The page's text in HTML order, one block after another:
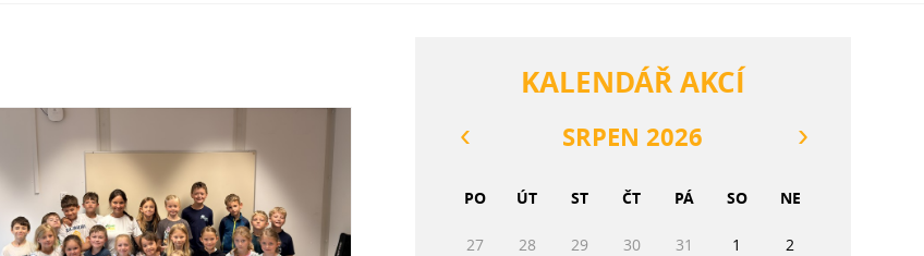
KALENDÁŘ AKCÍ
SRPEN 2026
PO ÚT ST ČT PÁ SO NE
27 28 29 30 31 1 2